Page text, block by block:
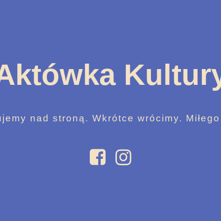
nad stroną. Wkrótce wrócimy.